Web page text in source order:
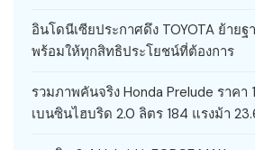
อินโดนีเซียประกาศดึง TOYOTA ย้าย
พร้อมให้ทุกสิทธิประโยชน์ที่ต้องการ
รวมภาพคันจริง Honda Prelude ราค
เบนซินไฮบริด 2.0 ลิตร 184 แรงม้า